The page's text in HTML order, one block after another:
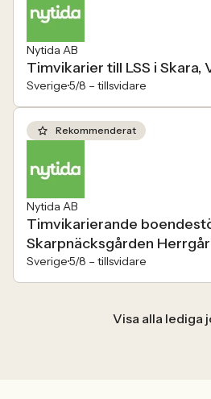
Nytida AB
Timvikarier till LSS i Skara,
Sverige5/8 – tillsvidare
Rekommenderat
Nytida AB
Timvikarierande
Skarpnäcksgården
Sverige5/8 – tillsvidare
Visa alla lediga